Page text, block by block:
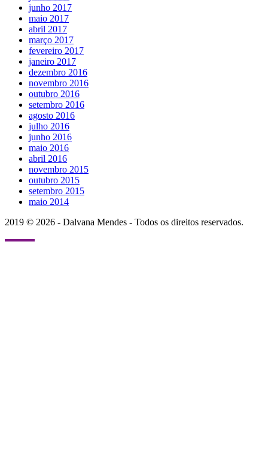
junho 2017
maio 2017
abril 2017
março 2017
fevereiro 2017
janeiro 2017
dezembro 2016
novembro 2016
outubro 2016
setembro 2016
agosto 2016
julho 2016
junho 2016
maio 2016
abril 2016
novembro 2015
outubro 2015
setembro 2015
maio 2014
2019 © 2026 - Dalvana Mendes - Todos os direitos reservados.